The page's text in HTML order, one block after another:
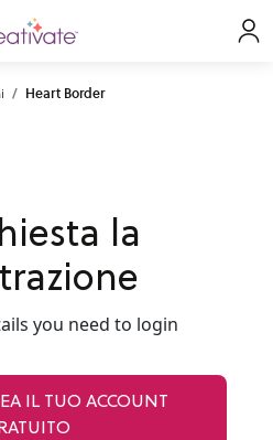
Heart Border
la
you need to login
IL TUO ACCOUNT